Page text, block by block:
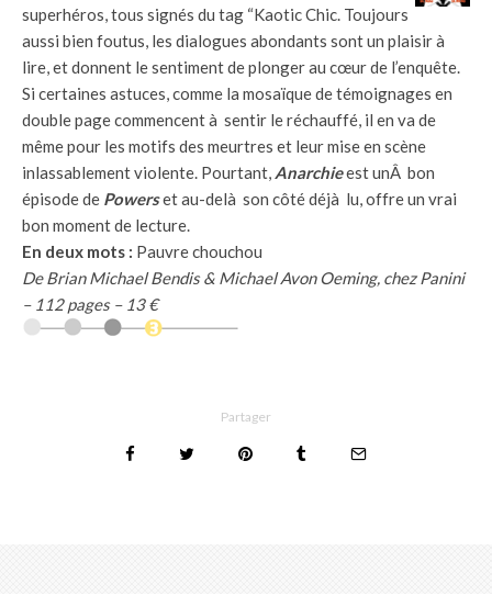
superhéros, tous signés du tag “Kaotic Chic. Toujours
aussi bien foutus, les dialogues abondants sont un plaisir à
lire, et donnent le sentiment de plonger au cœur de l’enquête.
Si certaines astuces, comme la mosaïque de témoignages en
double page commencent à sentir le réchauffé, il en va de
même pour les motifs des meurtres et leur mise en scène
inlassablement violente. Pourtant, Anarchieest unÂ bon
épisode de Powerset au-delà son côté déjà lu, offre un vrai
bon moment de lecture.
En deux mots : Pauvre chouchou
De Brian Michael Bendis & Michael Avon Oeming, chez Panini
– 112 pages – 13 €
Partager